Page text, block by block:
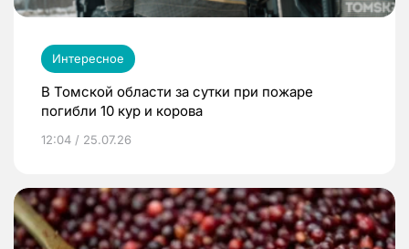
Интересное
В Томской области за сутки при пожаре
погибли 10 кур и корова
12:04 / 25.07.26